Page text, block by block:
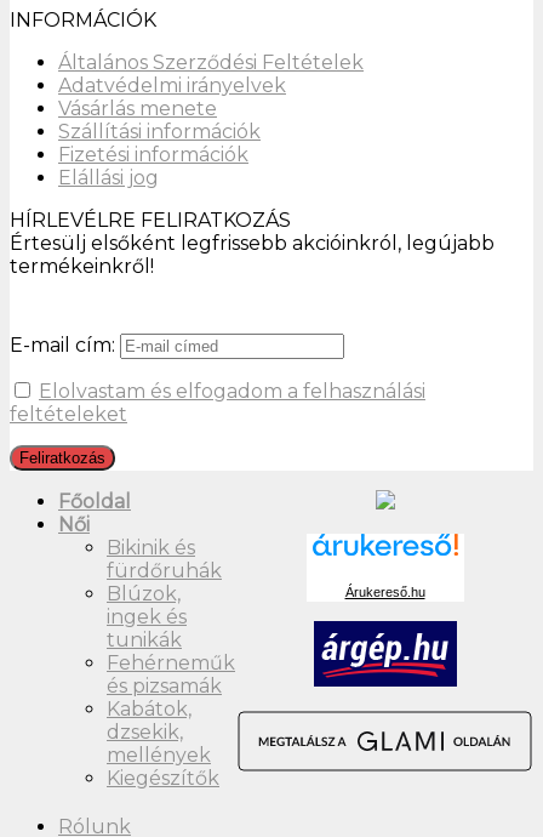
INFORMÁCIÓK
Általános Szerződési Feltételek
Adatvédelmi irányelvek
Vásárlás menete
Szállítási információk
Fizetési információk
Elállási jog
HÍRLEVÉLRE FELIRATKOZÁS
Értesülj elsőként legfrissebb akcióinkról, legújabb
termékeinkről!
E-mail cím:
Elolvastam és elfogadom a felhasználási
feltételeket
Árukereső.hu
Rólunk
Főoldal
Női
Bikinik és
fürdőruhák
Blúzok,
ingek és
tunikák
Fehérneműk
és pizsamák
Kabátok,
dzsekik,
mellények
Kiegészítők